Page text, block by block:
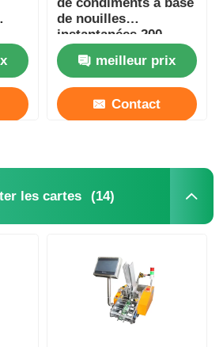
de nouilles
instantanées 200-
220V à phase unique
100 paquets/minute
meilleur prix
Contact
les cartes (14)